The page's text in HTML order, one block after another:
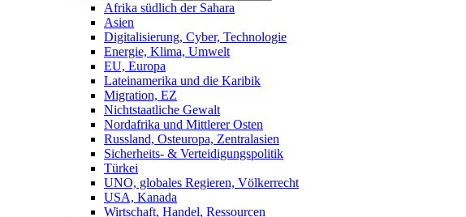
Afrika südlich der Sahara
Asien
Digitalisierung, Cyber, Technologie
Energie, Klima, Umwelt
EU, Europa
Lateinamerika und die Karibik
Migration, EZ
Nichtstaatliche Gewalt
Nordafrika und Mittlerer Osten
Russland, Osteuropa, Zentralasien
Sicherheits- & Verteidigungspolitik
Türkei
UNO, globales Regieren, Völkerrecht
USA, Kanada
Wirtschaft, Handel, Ressourcen